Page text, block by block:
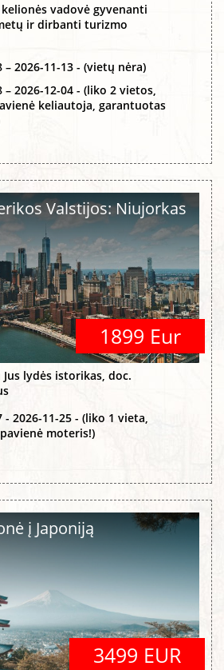
vadovė gyvenanti
ir dirbanti turizmo
– 2026-11-13 - (vietų nėra)
– 2026-12-04 - (liko 2 vietos,
keliautoja, garantuotas
Valstijos: Niujorkas
1899 Eur
lydės istorikas, doc.
- 2026-11-25 - (liko 1 vieta,
moteris!)
į Japoniją
3499 EUR